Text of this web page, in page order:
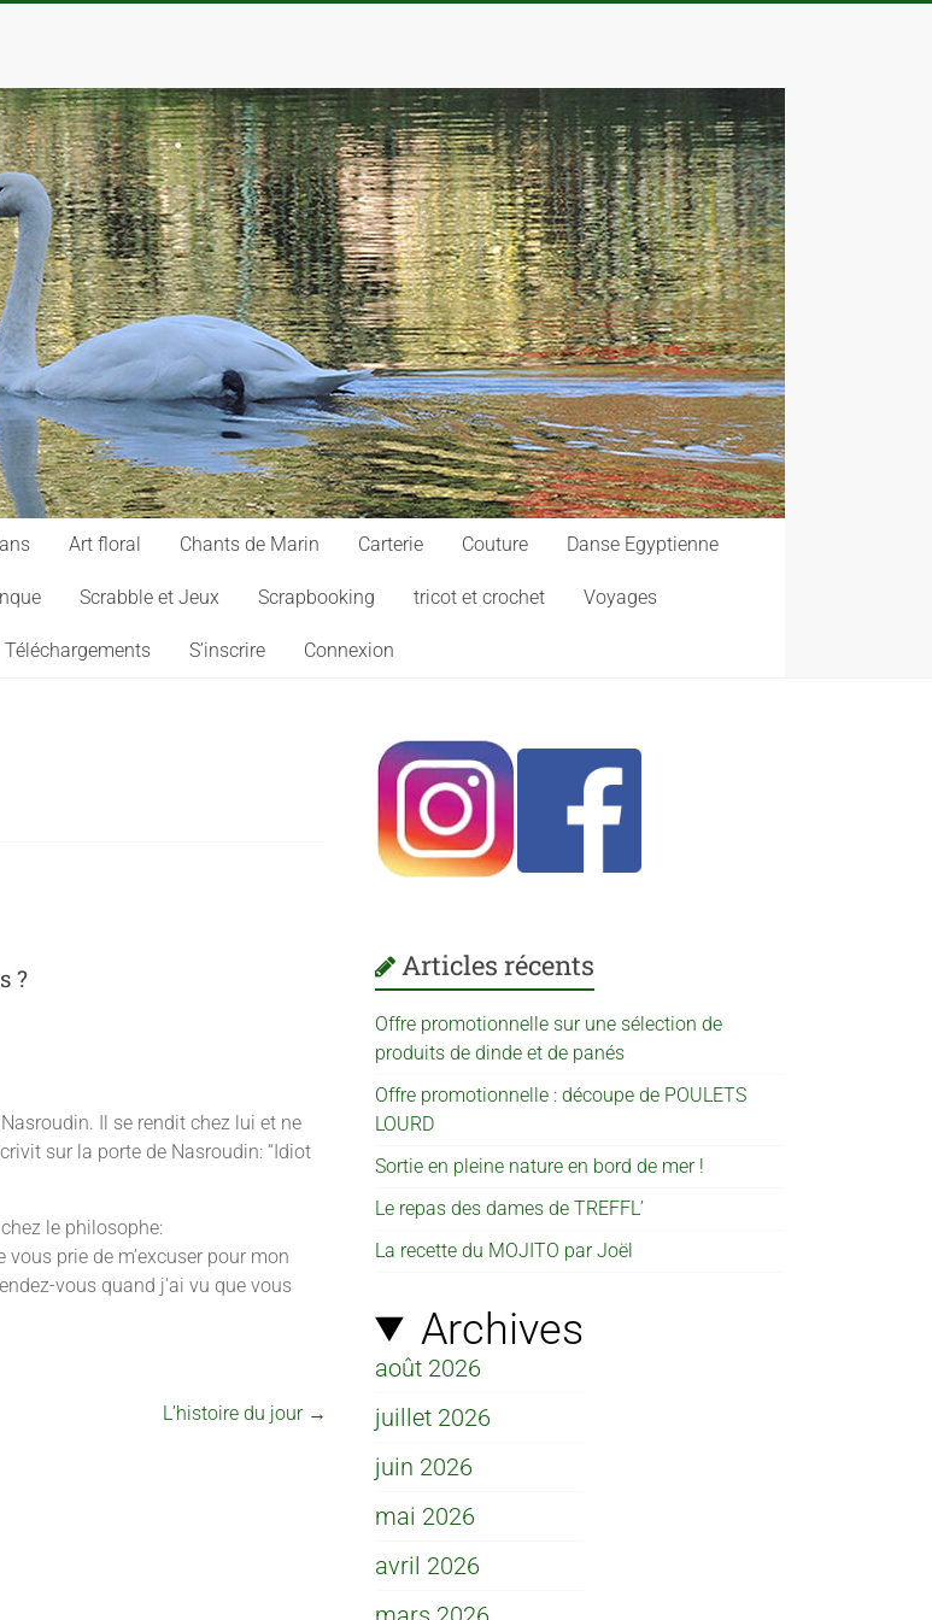
Art floral Chants de Marin Carterie Couture Danse Egyptienne
Scrabble et Jeux Scrapbooking tricot et crochet Voyages
Téléchargements S’inscrire Connexion
?
Il se rendit chez lui et ne
sur la porte de Nasroudin: “Idiot
le philosophe:
vous prie de m’excuser pour mon
vous quand j’ai vu que vous
L’histoire du jour →
Articles récents
Offre promotionnelle sur une sélection de
produits de dinde et de panés
Offre promotionnelle : découpe de POULETS
LOURD
Sortie en pleine nature en bord de mer !
Le repas des dames de TREFFL’
La recette du MOJITO par Joël
Archives
août 2026
juillet 2026
juin 2026
mai 2026
avril 2026